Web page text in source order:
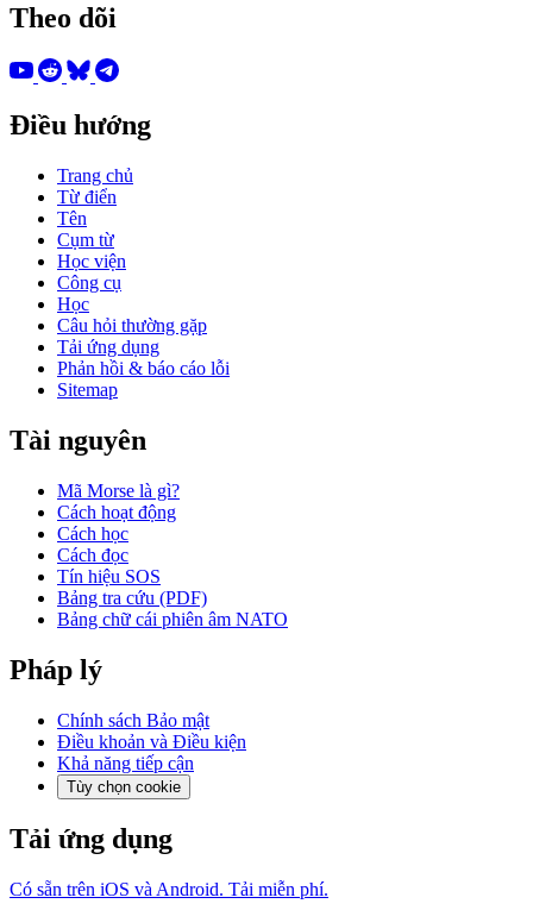
Theo dõi
Điều hướng
Trang chủ
Từ điển
Tên
Cụm từ
Học viện
Công cụ
Học
Câu hỏi thường gặp
Tải ứng dụng
Phản hồi & báo cáo lỗi
Sitemap
Tài nguyên
Mã Morse là gì?
Cách hoạt động
Cách học
Cách đọc
Tín hiệu SOS
Bảng tra cứu (PDF)
Bảng chữ cái phiên âm NATO
Pháp lý
Chính sách Bảo mật
Điều khoản và Điều kiện
Khả năng tiếp cận
Tùy chọn cookie
Tải ứng dụng
Có sẵn trên iOS và Android. Tải miễn phí.